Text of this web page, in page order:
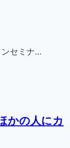
セミナ…
かの人にカ